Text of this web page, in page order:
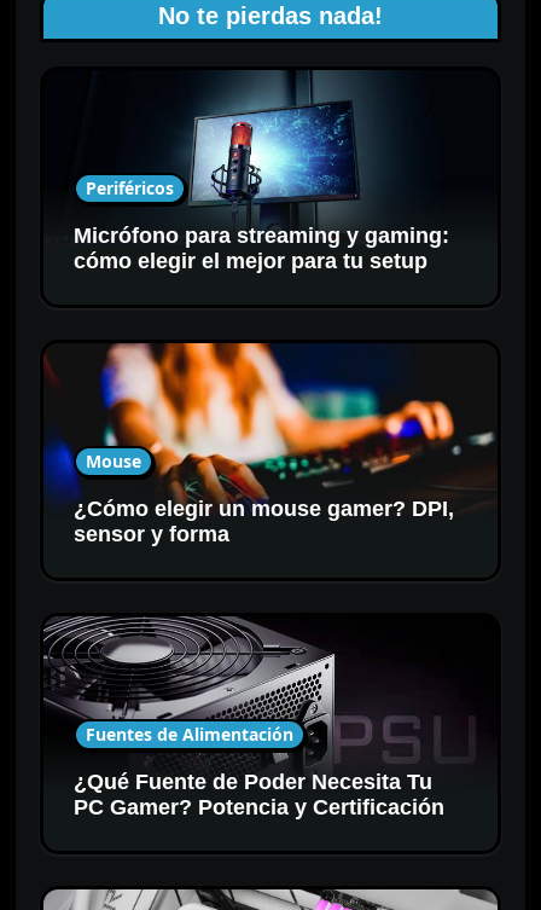
No te pierdas nada!
Periféricos
Micrófono para streaming y gaming:
cómo elegir el mejor para tu setup
Mouse
¿Cómo elegir un mouse gamer? DPI,
sensor y forma
Fuentes de Alimentación
¿Qué Fuente de Poder Necesita Tu
PC Gamer? Potencia y Certificación